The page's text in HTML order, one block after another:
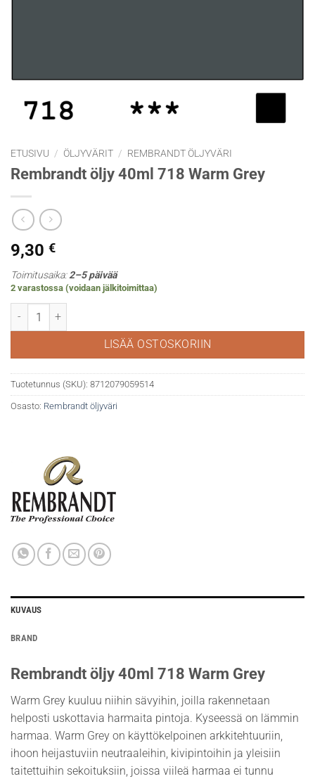
ETUSIVU / ÖLJYVÄRIT / REMBRANDT ÖLJYVÄRI
Rembrandt öljy 40ml 718 Warm Grey
9,30 €
Toimitusaika:2–5 päivää
2 varastossa (voidaan jälkitoimittaa)
Rembrandt öljy 40ml 718 Warm Grey määrä
LISÄÄ OSTOSKORIIN
Tuotetunnus (SKU): 8712079059514
Osasto: Rembrandt öljyväri
KUVAUS
BRAND
Rembrandt öljy 40ml 718 Warm Grey
Warm Grey kuuluu niihin sävyihin, joilla rakennetaan
helposti uskottavia harmaita pintoja. Kyseessä on lämmin
harmaa. Warm Grey on käyttökelpoinen arkkitehtuuriin,
ihoon heijastuviin neutraaleihin, kivipintoihin ja yleisiin
taitettuihin sekoituksiin, joissa viileä harmaa ei tunnu